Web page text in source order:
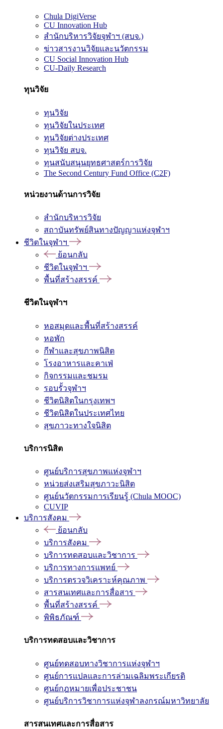
Chula DigiVerse
CU Innovation Hub
สำนักบริหารวิจัยจุฬาฯ (สบจ.)
ข่าวสารงานวิจัยและนวัตกรรม
CU Social Innovation Hub
CU-Daily Research
ทุนวิจัย
ทุนวิจัย
ทุนวิจัยในประเทศ
ทุนวิจัยต่างประเทศ
ทุนวิจัย สบจ.
ทุนสนับสนุนยุทธศาสตร์การวิจัย
The Second Century Fund Office (C2F)
หน่วยงานด้านการวิจัย
สำนักบริหารวิจัย
สถาบันทรัพย์สินทางปัญญาแห่งจุฬาฯ
ชีวิตในจุฬาฯ
ย้อนกลับ
ชีวิตในจุฬาฯ
พื้นที่สร้างสรรค์
ชีวิตในจุฬาฯ
หอสมุดและพื้นที่สร้างสรรค์
หอพัก
กีฬาและสุขภาพนิสิต
โรงอาหารและคาเฟ่
กิจกรรมและชมรม
รอบรั้วจุฬาฯ
ชีวิตนิสิตในกรุงเทพฯ
ชีวิตนิสิตในประเทศไทย
สุขภาวะทางใจนิสิต
บริการนิสิต
ศูนย์บริการสุขภาพแห่งจุฬาฯ
หน่วยส่งเสริมสุขภาวะนิสิต
ศูนย์นวัตกรรมการเรียนรู้ (Chula MOOC)
CUVIP
บริการสังคม
ย้อนกลับ
บริการสังคม
บริการทดสอบและวิชาการ
บริการทางการแพทย์
บริการตรวจวิเคราะห์คุณภาพ
สารสนเทศและการสื่อสาร
พื้นที่สร้างสรรค์
พิพิธภัณฑ์
บริการทดสอบและวิชาการ
ศูนย์ทดสอบทางวิชาการแห่งจุฬาฯ
ศูนย์การแปลและการล่ามเฉลิมพระเกียรติ
ศูนย์กฎหมายเพื่อประชาชน
ศูนย์บริการวิชาการแห่งจุฬาลงกรณ์มหาวิทยาลัย
สารสนเทศและการสื่อสาร